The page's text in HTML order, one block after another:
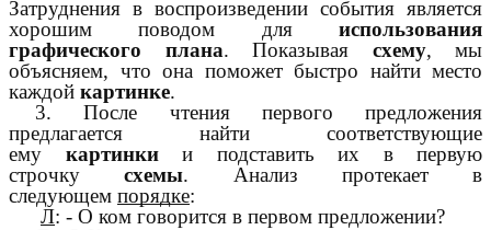
Затруднения в воспроизведении события является
хорошим поводом для использования
графического плана. Показывая схему, мы
объясняем, что она поможет быстро найти место
каждой картинке.
3. После чтения первого предложения
предлагается найти соответствующие
ему картинкии подставить их в первую
строчкусхемы. Анализ протекает в
следующем порядке:
Л: - О ком говорится в первом предложении?